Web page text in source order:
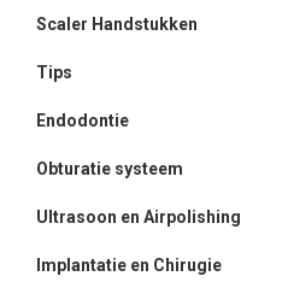
Scaler Handstukken
Tips
Endodontie
Obturatie systeem
Ultrasoon en Airpolishing
Implantatie en Chirugie